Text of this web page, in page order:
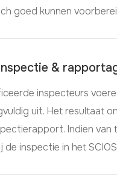
goed kunnen
&
inspecteurs
uit. Het resultaat
Indien van
de inspectie in het